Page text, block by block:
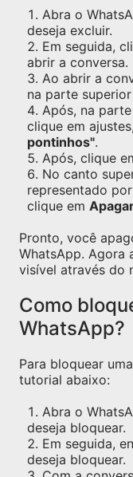
Abra o
deseja excluir.
Em seguida,
abrir a conversa.
Ao abrir a
na parte
Após, na
clique em
pontinhos".
Após, clique
No canto
representado por
clique em
Pronto, você
WhatsApp. Agora
visível através do
Como
WhatsApp?
Para bloquear
tutorial abaixo:
Abra o
deseja bloquear.
Em seguida,
deseja bloquear.